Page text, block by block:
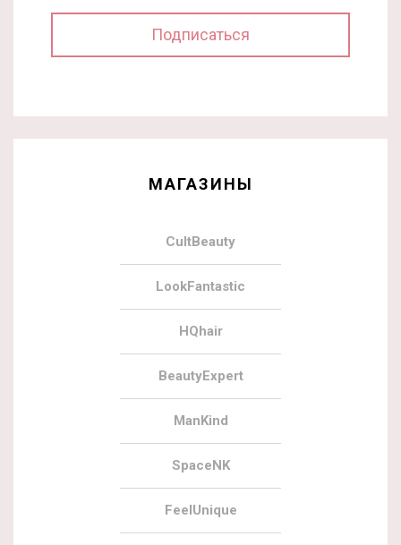
МАГАЗИНЫ
CultBeauty
LookFantastic
HQhair
BeautyExpert
ManKind
SpaceNK
FeelUnique